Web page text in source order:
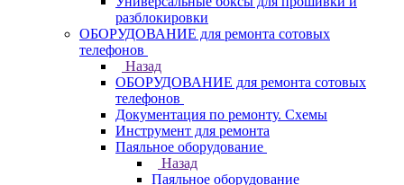
разблокировки
ОБОРУДОВАНИЕ для ремонта сотовых
телефонов
Назад
ОБОРУДОВАНИЕ для ремонта сотовых
телефонов
Документация по ремонту. Схемы
Инструмент для ремонта
Паяльное оборудование
Назад
Паяльное оборудование